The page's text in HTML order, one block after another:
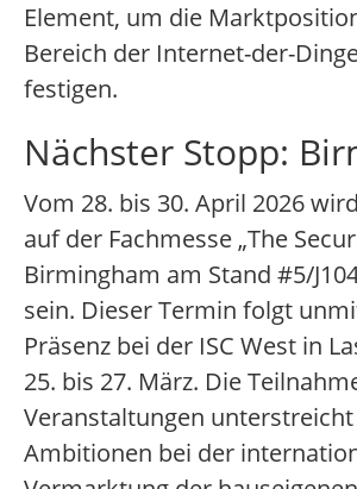
Element, um die
Bereich der Internet-der-
festigen.
Nächster Stopp:
Vom 28. bis 30. April 2026
auf der Fachmesse „The
Birmingham am Stand #5/
sein. Dieser Termin folgt
Präsenz bei der ISC West in
25. bis 27. März. Die
Veranstaltungen
Ambitionen bei der